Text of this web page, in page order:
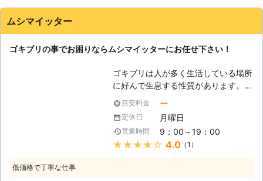
いな方にとっては到底考えられないこ
バチが食べられていたようです。スズ
メバチはタンパク質が豊富なので、貴
重なタンパク質として食べられていた
のでしょう。ハチの子をそのまま食べ
たり、成虫をから揚げにして食べたり
します。から揚げはエビのような味が
しておいしいらしいですよ。生きたま
まのスズメバチをお酒に漬け、一升瓶
の中でしばらく熟成させてエキスを出
ったものと思っています。電話での依頼時も対応が早く好感が
持てました。蜂以外にもゴキブリやねずみの駆除などにも対応
ムシマイッター
ゴキブリの事でお困りならムシマイッターにお任せ下さい！
ゴキブリは人が多く生活している場所
に好んで生息する性質があります。比
較的温かく隠れる場所があり、餌にな
るものが豊富に落ちているからです。
特に家のキッチンや飲食店は、清潔に
保たないとゴキブリが発生してしまい
ます。ゴキブリを駆除しても、何度も
目安料金 ー
定休日 月曜日
営業時間 9：00～19：00
★★★★★ 4.0（1）
低価格で丁寧な仕事